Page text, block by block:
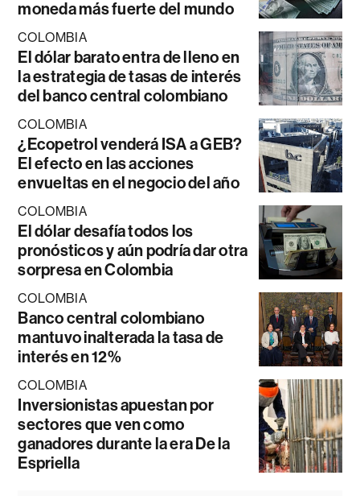
moneda más fuerte del mundo
COLOMBIA
El dólar barato entra de lleno en
la estrategia de tasas de interés
del banco central colombiano
COLOMBIA
¿Ecopetrol venderá ISA a GEB?
El efecto en las acciones
envueltas en el negocio del año
COLOMBIA
El dólar desafía todos los
pronósticos y aún podría dar otra
sorpresa en Colombia
COLOMBIA
Banco central colombiano
mantuvo inalterada la tasa de
interés en 12%
COLOMBIA
Inversionistas apuestan por
sectores que ven como
ganadores durante la era De la
Espriella